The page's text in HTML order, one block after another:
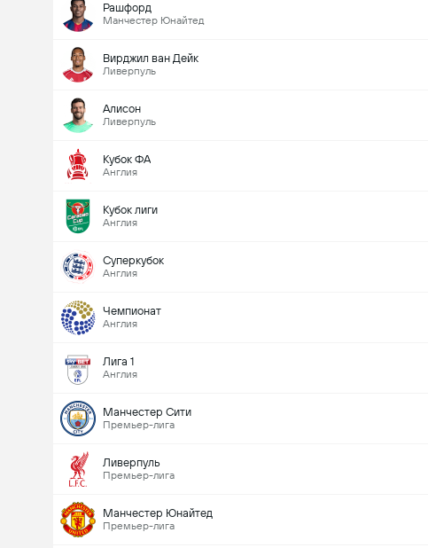
Рашфорд
Манчестер Юнайтед
Вирджил ван Дейк
Ливерпуль
Алисон
Ливерпуль
Кубок ФА
Англия
Кубок лиги
Англия
Суперкубок
Англия
Чемпионат
Англия
Лига 1
Англия
Манчестер Сити
Премьер-лига
Ливерпуль
Премьер-лига
Манчестер Юнайтед
Премьер-лига